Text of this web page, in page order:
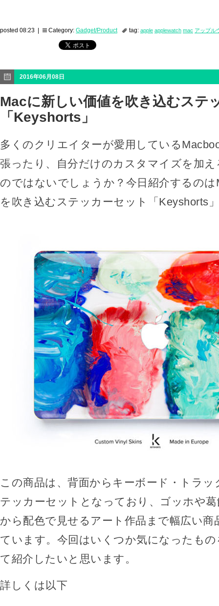
posted 08:23 | Category: Gadget/Product tag: apple applewatch mac アップル
2016年06月08日
Macに新しい価値を吹き込むステ
「Keyshorts」
多くのクリエイターが愛用している
張ったり、自分だけのカスタマイズを加
のではないでしょうか？今日紹介するの
を吹き込むステッカーセット「Keyshorts
この商品は、背面からキーボード・トラ
テッカーセットとなっており、ゴッホや
から配色で見せるアート作品まで幅広い商
ています。今回はいくつか気になったも
て紹介したいと思います。
詳しくは以下